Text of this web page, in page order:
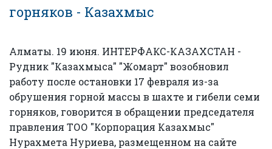
горняков - Казахмыс
Алматы. 19 июня. ИНТЕРФАКС-КАЗАХСТАН -
Рудник "Казахмыса" "Жомарт" возобновил
работу после остановки 17 февраля из-за
обрушения горной массы в шахте и гибели семи
горняков, говорится в обращении председателя
правления ТОО "Корпорация Казахмыс"
Нурахмета Нуриева, размещенном на сайте